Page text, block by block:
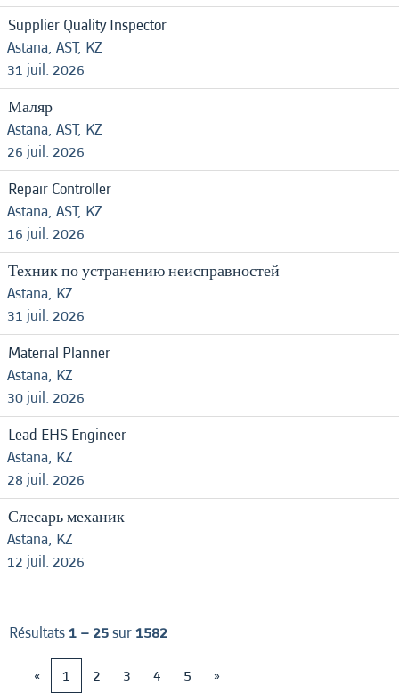
Supplier Quality Inspector
Astana, AST, KZ
31 juil. 2026
Маляр
Astana, AST, KZ
26 juil. 2026
Repair Controller
Astana, AST, KZ
16 juil. 2026
Техник по устранению неисправностей
Astana, KZ
31 juil. 2026
Material Planner
Astana, KZ
30 juil. 2026
Lead EHS Engineer
Astana, KZ
28 juil. 2026
Слесарь механик
Astana, KZ
12 juil. 2026
Résultats1 – 25sur1582
«
1 2 3 4 5 »